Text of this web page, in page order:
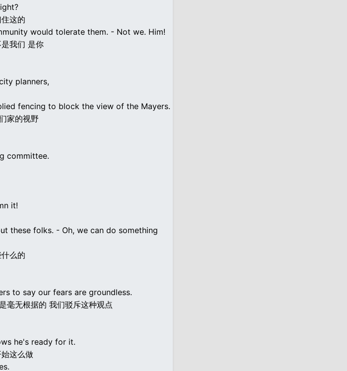
这的
would tolerate them. - Not we. Him!
我们 是你
planners,
fencing to block the view of the Mayers.
家的视野
committee.
it!
these folks. - Oh, we can do something
么的
to say our fears are groundless.
毫无根据的 我们驳斥这种观点
he's ready for it.
这么做